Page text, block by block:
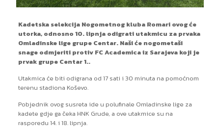
Kadetska selekcija Nogometnog kluba Romari ovog će
utorka, odnosno 10. lipnja odigrati utakmicu za prvaka
Omladinske lige grupe Centar. Naši će nogometaši
snage odmjeriti protiv FC Academica iz Sarajeva koji je
prvak grupe Centar 1..
Utakmica će biti odigrana od 17 sati i 30 minuta na pomoćnom
terenu stadiona Koševo.
Pobjednik ovog susreta ide u polufinale Omladinske lige za
kadete gdje ga čeka HNK Grude, a ove utakmice su na
rasporedu 14. i 18. lipnja.